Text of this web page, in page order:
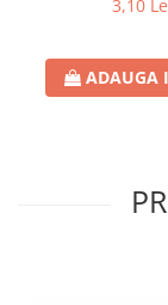
3,10
ADAUGA